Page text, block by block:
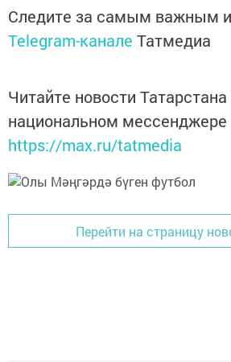
Следите за самым важным
Telegram-канале Татмедиа
Читайте новости Татарстана
национальном
https://max.ru/tatmedia
Перейти на страницу